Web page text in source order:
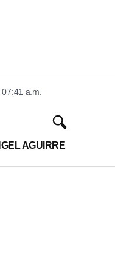
a.m.
AGUIRRE